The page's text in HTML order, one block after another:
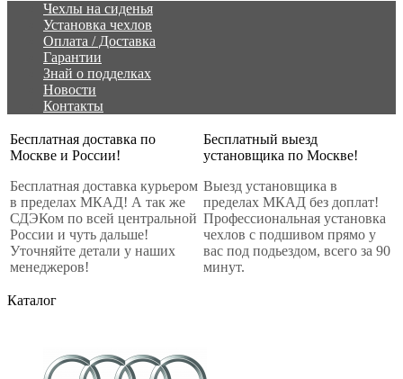
Чехлы на сиденья
Установка чехлов
Оплата / Доставка
Гарантии
Знай о подделках
Новости
Контакты
Бесплатная доставка по
Москве и России!
Бесплатная доставка курьером
в пределах МКАД! А так же
СДЭКом по всей центральной
России и чуть дальше!
Уточняйте детали у наших
менеджеров!
Бесплатный выезд
установщика по Москве!
Выезд установщика в
пределах МКАД без доплат!
Профессиональная установка
чехлов с подшивом прямо у
вас под подьездом, всего за 90
минут.
Каталог